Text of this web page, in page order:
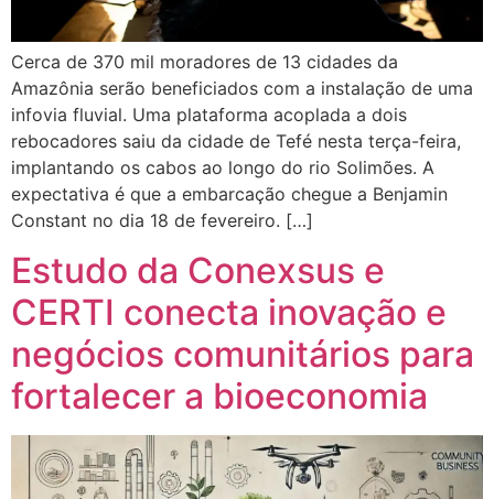
Cerca de 370 mil moradores de 13 cidades da
Amazônia serão beneficiados com a instalação de uma
infovia fluvial. Uma plataforma acoplada a dois
rebocadores saiu da cidade de Tefé nesta terça-feira,
implantando os cabos ao longo do rio Solimões. A
expectativa é que a embarcação chegue a Benjamin
Constant no dia 18 de fevereiro. […]
Estudo da Conexsus e
CERTI conecta inovação e
negócios comunitários para
fortalecer a bioeconomia